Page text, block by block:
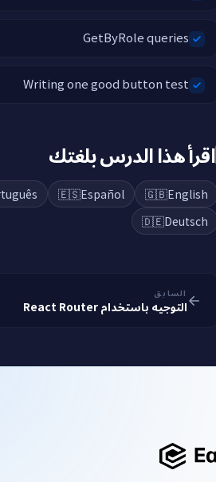
GetByRole queries
Writing one good button test
اقرأ هذا الدرس بلغتك
🇬🇧English
🇪🇸Español
🇩🇪Deutsch
السابق
التوجيه باستخدام React Router